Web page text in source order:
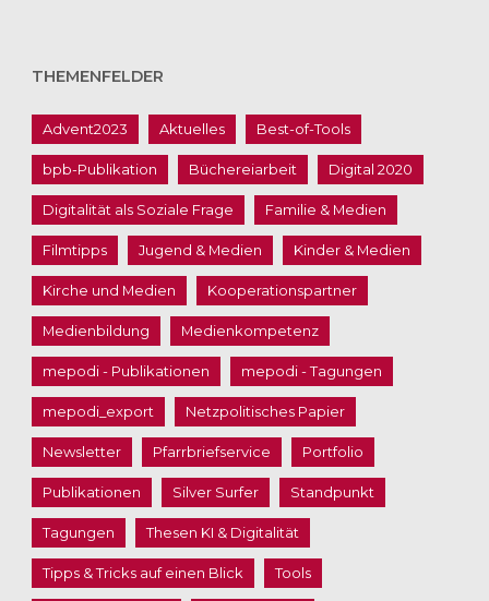
THEMENFELDER
Advent2023 Aktuelles Best-of-Tools
bpb-Publikation Büchereiarbeit Digital 2020
Digitalität als Soziale Frage Familie & Medien
Filmtipps Jugend & Medien Kinder & Medien
Kirche und Medien Kooperationspartner
Medienbildung Medienkompetenz
mepodi - Publikationen mepodi - Tagungen
mepodi_export Netzpolitisches Papier
Newsletter Pfarrbriefservice Portfolio
Publikationen Silver Surfer Standpunkt
Tagungen Thesen KI & Digitalität
Tipps & Tricks auf einen Blick Tools